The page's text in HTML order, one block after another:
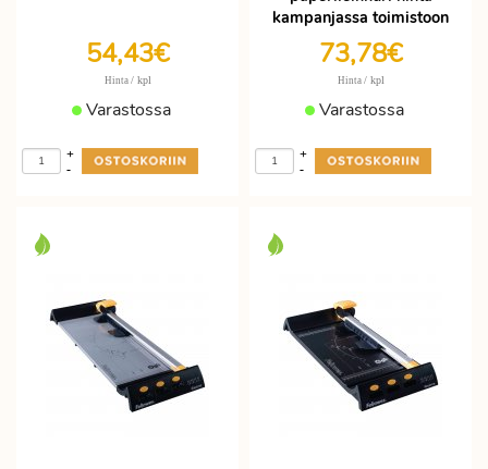
54,43€
Hinta / kpl
Varastossa
-
+
kampanjassa toimistoon
73,78€
Hinta / kpl
Varastossa
-
+